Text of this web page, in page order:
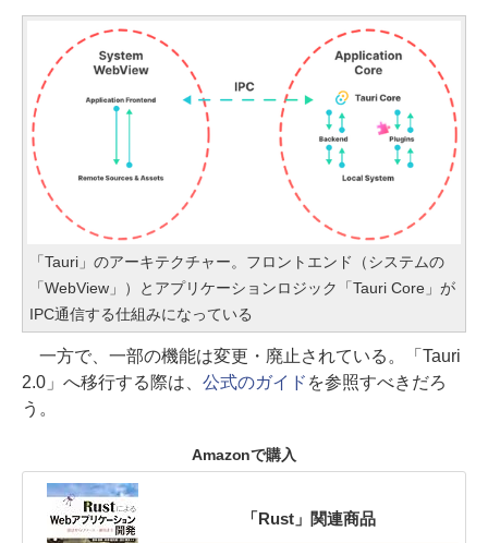
「Tauri」のアーキテクチャー。フロントエンド（システムの
「WebView」）とアプリケーションロジック「Tauri Core」が
IPC通信する仕組みになっている
一方で、一部の機能は変更・廃止されている。「Tauri
2.0」へ移行する際は、 公式のガイド を参照すべきだろ
う。
Amazonで購入
「Rust」関連商品